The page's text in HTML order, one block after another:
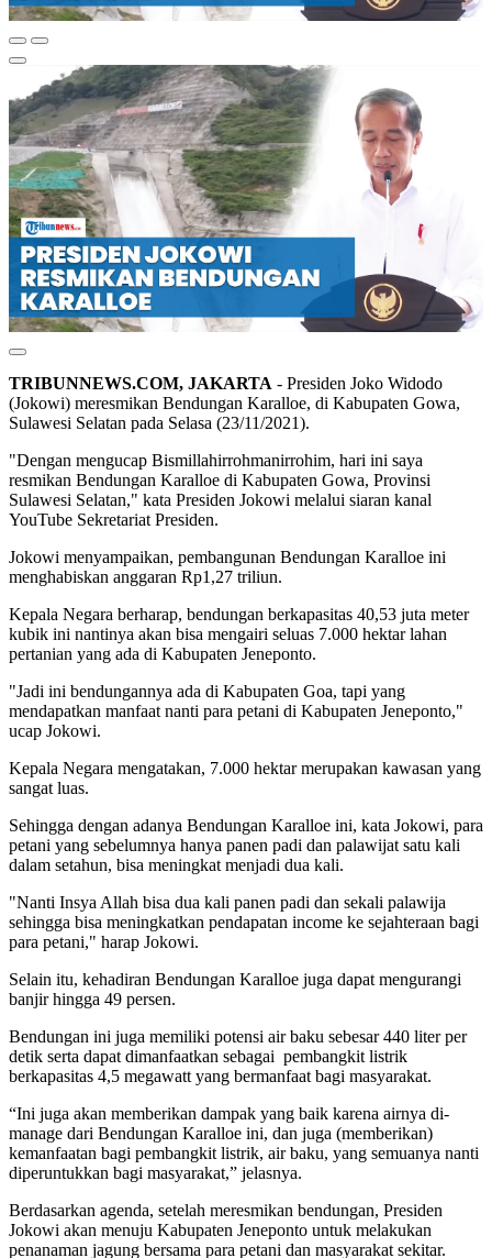
TRIBUNNEWS.COM, JAKARTA - Presiden Joko Widodo
(Jokowi) meresmikan Bendungan Karalloe, di Kabupaten Gowa,
Sulawesi Selatan pada Selasa (23/11/2021).
"Dengan mengucap Bismillahirrohmanirrohim, hari ini saya
resmikan Bendungan Karalloe di Kabupaten Gowa, Provinsi
Sulawesi Selatan," kata Presiden Jokowi melalui siaran kanal
YouTube Sekretariat Presiden.
Jokowi menyampaikan, pembangunan Bendungan Karalloe ini
menghabiskan anggaran Rp1,27 triliun.
Kepala Negara berharap, bendungan berkapasitas 40,53 juta meter
kubik ini nantinya akan bisa mengairi seluas 7.000 hektar lahan
pertanian yang ada di Kabupaten Jeneponto.
"Jadi ini bendungannya ada di Kabupaten Goa, tapi yang
mendapatkan manfaat nanti para petani di Kabupaten Jeneponto,"
ucap Jokowi.
Kepala Negara mengatakan, 7.000 hektar merupakan kawasan yang
sangat luas.
Sehingga dengan adanya Bendungan Karalloe ini, kata Jokowi, para
petani yang sebelumnya hanya panen padi dan palawijat satu kali
dalam setahun, bisa meningkat menjadi dua kali.
"Nanti Insya Allah bisa dua kali panen padi dan sekali palawija
sehingga bisa meningkatkan pendapatan income ke sejahteraan bagi
para petani," harap Jokowi.
Selain itu, kehadiran Bendungan Karalloe juga dapat mengurangi
banjir hingga 49 persen.
Bendungan ini juga memiliki potensi air baku sebesar 440 liter per
detik serta dapat dimanfaatkan sebagai pembangkit listrik
berkapasitas 4,5 megawatt yang bermanfaat bagi masyarakat.
“Ini juga akan memberikan dampak yang baik karena airnya di-
manage dari Bendungan Karalloe ini, dan juga (memberikan)
kemanfaatan bagi pembangkit listrik, air baku, yang semuanya nanti
diperuntukkan bagi masyarakat,” jelasnya.
Berdasarkan agenda, setelah meresmikan bendungan, Presiden
Jokowi akan menuju Kabupaten Jeneponto untuk melakukan
penanaman jagung bersama para petani dan masyarakat sekitar.